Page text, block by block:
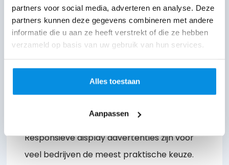
partners voor social media, adverteren en analyse. Deze
partners kunnen deze gegevens combineren met andere
informatie die u aan ze heeft verstrekt of die ze hebben
verzameld op basis van uw gebruik van hun services.
Alles toestaan
Aanpassen
Niet elke display advertentie is hetzelfde. De
vorm die je kiest bepaalt hoe snel je live kunt
en hoeveel controle je hebt over het
je nodig hebt, want dat scheelt tijd en gedoe
Responsieve display advertenties​
Responsieve display advertenties zijn voor
veel bedrijven de meest praktische keuze.